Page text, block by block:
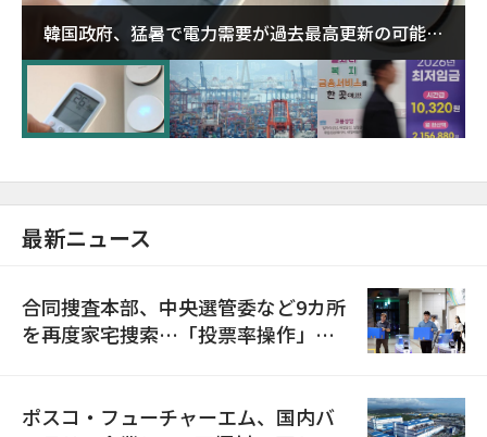
韓国政府、猛暑で電力需要が過去最高更新の可能性
に需給対応体制を点検
最新ニュース
合同捜査本部、中央選管委など9カ所
を再度家宅捜索…「投票率操作」の
ポスコ・フューチャーエム、国内バ